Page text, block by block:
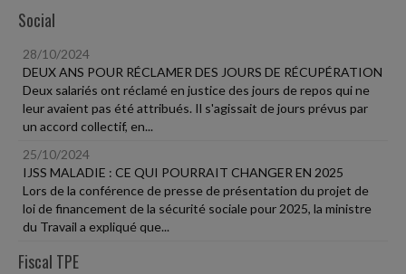
Social
28/10/2024
DEUX ANS POUR RÉCLAMER DES JOURS DE RÉCUPÉRATION
Deux salariés ont réclamé en justice des jours de repos qui ne
leur avaient pas été attribués. Il s'agissait de jours prévus par
un accord collectif, en...
25/10/2024
IJSS MALADIE : CE QUI POURRAIT CHANGER EN 2025
Lors de la conférence de presse de présentation du projet de
loi de financement de la sécurité sociale pour 2025, la ministre
du Travail a expliqué que...
Fiscal TPE